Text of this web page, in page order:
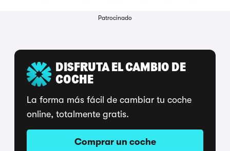
Patrocinado
DISFRUTA EL CAMBIO DE
COCHE
La forma más fácil de cambiar tu coche
online, totalmente gratis.
Comprar un coche